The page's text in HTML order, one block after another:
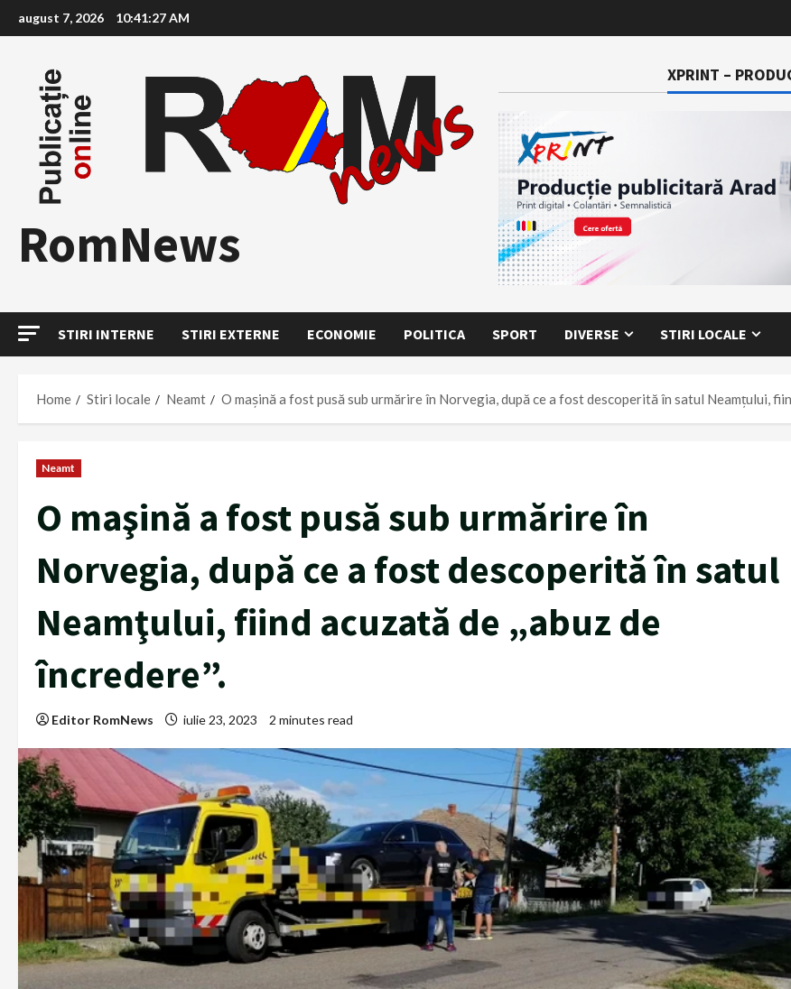
to
august 7, 2026 10:41:28 AM
RomNews
XPRINT –
STIRI INTERNE STIRI EXTERNE ECONOMIE POLITICA SPORT DIVERSE STIRI LOCALE
Home Stiri locale Neamt O maşină a fost pusă sub urmărire în Norvegia, după ce a fost descoperită în satul Neamţului,
Neamt
O maşină a fost pusă sub urmărire în
Norvegia, după ce a fost descoperită în satul
Neamţului, fiind acuzată de „abuz de
încredere”.
Editor RomNews iulie 23, 2023 2 minutes read